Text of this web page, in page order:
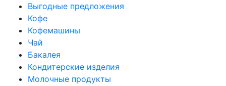
Выгодные предложения
Кофе
Кофемашины
Чай
Бакалея
Кондитерские изделия
Молочные продукты